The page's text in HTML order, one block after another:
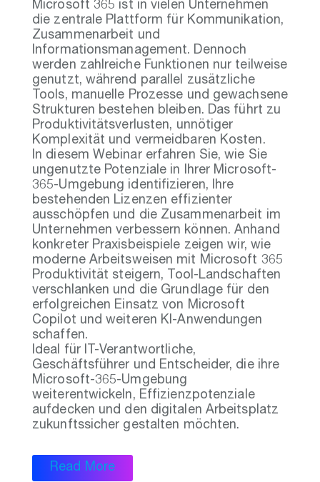
Microsoft 365 ist in vielen Unternehmen
die zentrale Plattform für Kommunikation,
Zusammenarbeit und
Informationsmanagement. Dennoch
werden zahlreiche Funktionen nur teilweise
genutzt, während parallel zusätzliche
Tools, manuelle Prozesse und gewachsene
Strukturen bestehen bleiben. Das führt zu
Produktivitätsverlusten, unnötiger
Komplexität und vermeidbaren Kosten.
In diesem Webinar erfahren Sie, wie Sie
ungenutzte Potenziale in Ihrer Microsoft-
365-Umgebung identifizieren, Ihre
bestehenden Lizenzen effizienter
ausschöpfen und die Zusammenarbeit im
Unternehmen verbessern können. Anhand
konkreter Praxisbeispiele zeigen wir, wie
moderne Arbeitsweisen mit Microsoft 365
Produktivität steigern, Tool-Landschaften
verschlanken und die Grundlage für den
erfolgreichen Einsatz von Microsoft
Copilot und weiteren KI-Anwendungen
schaffen.
Ideal für IT-Verantwortliche,
Geschäftsführer und Entscheider, die ihre
Microsoft-365-Umgebung
weiterentwickeln, Effizienzpotenziale
aufdecken und den digitalen Arbeitsplatz
zukunftssicher gestalten möchten.
Read More